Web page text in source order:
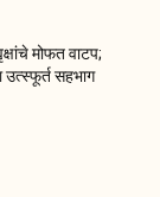
मोफत वाटप;
उत्स्फूर्त सहभाग